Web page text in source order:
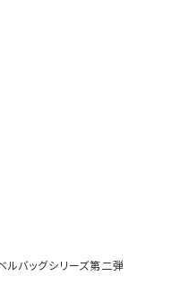
バッグシリーズ第二弾